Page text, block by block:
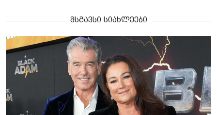
მსგავსი სიახლეები